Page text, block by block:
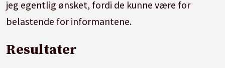
jeg egentlig ønsket, fordi de kunne være for
belastende for informantene.
Resultater